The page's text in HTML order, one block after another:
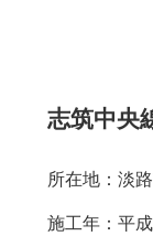
志筑中央
所在地：淡
施工年：平